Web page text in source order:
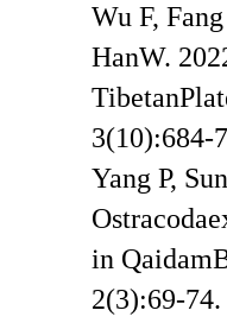
Wu F,
HanW.
3(10):684-
Yang P,
in
2(3):69-74.